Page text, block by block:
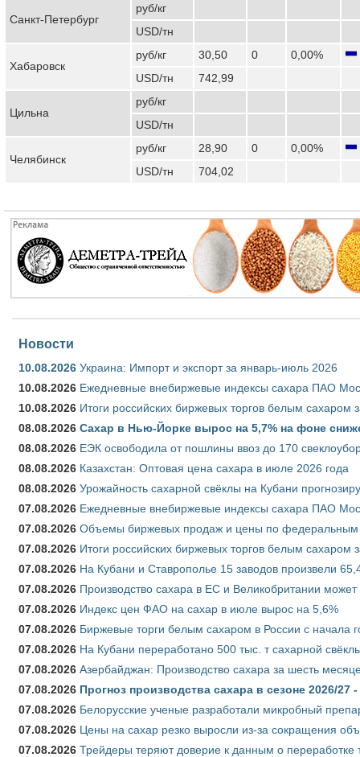
Санкт-Петербург
руб/кг
USD/тн
Хабаровск
руб/кг 30,50 0
0,00%
USD/тн
742,99
Цильна
руб/кг
USD/тн
Челябинск
руб/кг 28,90 0
0,00%
USD/тн
704,02
Новости
10.08.2026 Украина: Импорт и экспорт за январь-июль 2026
10.08.2026 Ежедневные внебиржевые индексы сахара ПАО
10.08.2026 Итоги российских биржевых торгов белым сахаром
08.08.2026 Сахар в Нью-Йорке вырос на 5,7% на фоне
08.08.2026 ЕЭК освободила от пошлины ввоз до 170
08.08.2026 Казахстан: Оптовая цена сахара в июле 2026 года
08.08.2026 Урожайность сахарной свёклы на Кубани
07.08.2026 Ежедневные внебиржевые индексы сахара ПАО
07.08.2026 Объемы биржевых продаж и цены по федеральным
07.08.2026 Итоги российских биржевых торгов белым сахаром
07.08.2026 На Кубани и Ставрополье 15 заводов произвели
07.08.2026 Производство сахара в ЕС и Великобритании
07.08.2026 Индекс цен ФАО на сахар в июле вырос на 5,6%
07.08.2026 Биржевые торги белым сахаром в России с начала
07.08.2026 На Кубани переработано 500 тыс. т сахарной
07.08.2026 Азербайджан: Производство сахара за шесть
07.08.2026 Прогноз производства сахара в сезоне 2026/
07.08.2026 Белорусские ученые разработали микробный
07.08.2026 Цены на сахар резко выросли из-за сокращения
07.08.2026 Трейдеры теряют доверие к данным о переработке